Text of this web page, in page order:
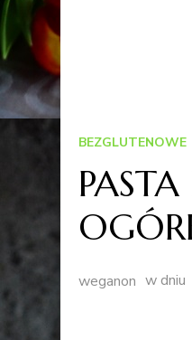
BEZGLUTENOWE
weganon w dniu